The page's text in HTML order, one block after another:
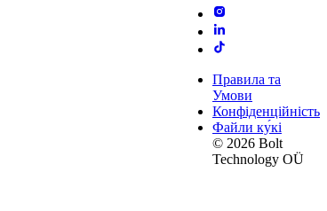
Правила та
Умови
Конфіденційність
Файли ку́кі
© 2026 Bolt
Technology OÜ